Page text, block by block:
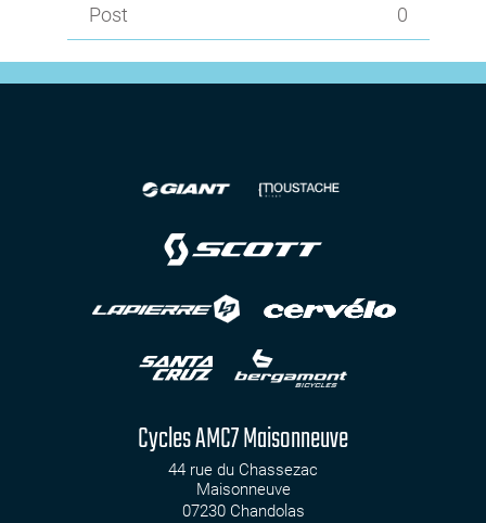
Post 0
Cycles AMC7 Maisonneuve
44 rue du Chassezac
Maisonneuve
07230 Chandolas